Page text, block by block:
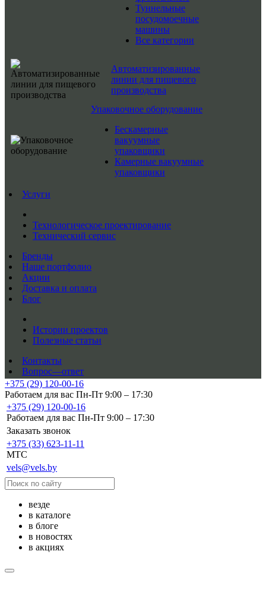
Туннельные
посудомоечные
машины
Все категории
Автоматизированные
линии для пищевого
производства
Упаковочное оборудование
Бескамерные
вакуумные
упаковщики
Камерные вакуумные
упаковщики
Услуги
Технологическое проектирование
Технический сервис
Бренды
Наше портфолио
Акции
Доставка и оплата
Блог
Истории проектов
Полезные статьи
Контакты
Вопрос—ответ
+375 (29) 120-00-16
Работаем для вас Пн-Пт 9:00 – 17:30
+375 (29) 120-00-16
Работаем для вас Пн-Пт 9:00 – 17:30
Заказать звонок
+375 (33) 623-11-11
MTC
vels@vels.by
везде
в каталоге
в блоге
в новостях
в акциях